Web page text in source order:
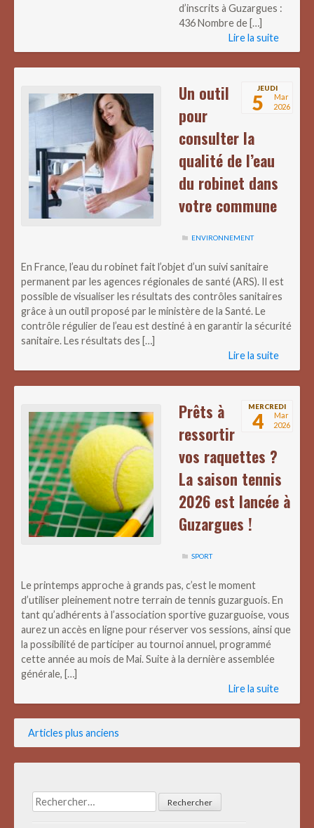
d’inscrits à Guzargues :
436 Nombre de […]
Lire la suite
JEUDI
5
Mar
2026
Un outil
pour
consulter la
qualité de l’eau
du robinet dans
votre commune
ENVIRONNEMENT
En France, l’eau du robinet fait l’objet d’un suivi sanitaire
permanent par les agences régionales de santé (ARS). Il est
possible de visualiser les résultats des contrôles sanitaires
grâce à un outil proposé par le ministère de la Santé. Le
contrôle régulier de l’eau est destiné à en garantir la sécurité
sanitaire. Les résultats des […]
Lire la suite
MERCREDI
4
Mar
2026
Prêts à
ressortir
vos raquettes ?
La saison tennis
2026 est lancée à
Guzargues !
SPORT
Le printemps approche à grands pas, c’est le moment
d’utiliser pleinement notre terrain de tennis guzarguois. En
tant qu’adhérents à l’association sportive guzarguoise, vous
aurez un accès en ligne pour réserver vos sessions, ainsi que
la possibilité de participer au tournoi annuel, programmé
cette année au mois de Mai. Suite à la dernière assemblée
générale, […]
Lire la suite
Navigation
des
Articles plus anciens
Rechercher :